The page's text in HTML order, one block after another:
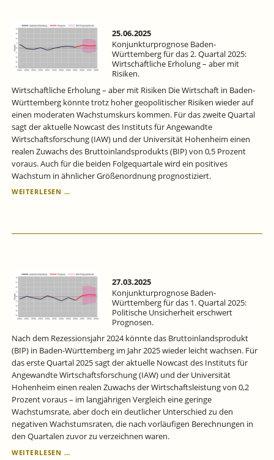
WÜRTTEMBERG
FÜR
DAS
2025.
25.06.2025
Konjunkturprognose Baden-
Württemberg für das 2. Quartal 2025:
Wirtschaftliche Erholung – aber mit
Risiken.
Wirtschaftliche Erholung – aber mit Risiken Die Wirtschaft in Baden-
Württemberg könnte trotz hoher geopolitischer Risiken wieder auf
einen moderaten Wachstumskurs kommen. Für das zweite Quartal
sagt der aktuelle Nowcast des Instituts für Angewandte
Wirtschaftsforschung (IAW) und der Universität Hohenheim einen
realen Zuwachs des Bruttoinlandsprodukts (BIP) von 0,5 Prozent
voraus. Auch für die beiden Folgequartale wird ein positives
Wachstum in ähnlicher Größenordnung prognostiziert.
WEITERLESEN …KONJUNKTURPROGNOSE
DAS
WIRTSCHAFTLICHE
ERHOLUNG
–
RISIKEN.
27.03.2025
Konjunkturprognose Baden-
Württemberg für das 1. Quartal 2025:
Politische Unsicherheit erschwert
Prognosen.
Nach dem Rezessionsjahr 2024 könnte das Bruttoinlandsprodukt
(BIP) in Baden-Württemberg im Jahr 2025 wieder leicht wachsen. Für
das erste Quartal 2025 sagt der aktuelle Nowcast des Instituts für
Angewandte Wirtschaftsforschung (IAW) und der Universität
Hohenheim einen realen Zuwachs der Wirtschaftsleistung von 0,2
Prozent voraus ­– im langjährigen Vergleich eine geringe
Wachstumsrate, aber doch ein deutlicher Unterschied zu den
negativen Wachstumsraten, die nach vorläufigen Berechnungen in
den Quartalen zuvor zu verzeichnen waren.
WEITERLESEN …